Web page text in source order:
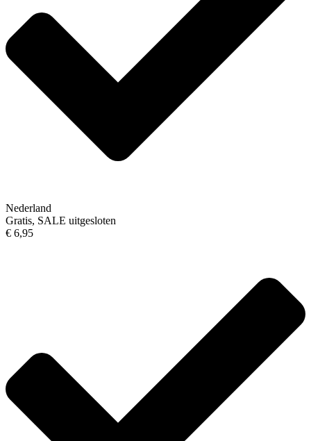
Nederland
Gratis, SALE uitgesloten
€ 6,95